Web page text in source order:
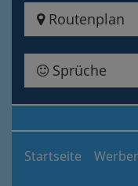
Routenplan
Sprüche
Startseite